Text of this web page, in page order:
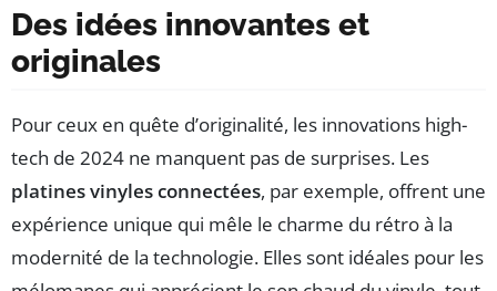
Des idées innovantes et
originales
Pour ceux en quête d’originalité, les innovations high-
tech de 2024 ne manquent pas de surprises. Les
platines vinyles connectées, par exemple, offrent une
expérience unique qui mêle le charme du rétro à la
modernité de la technologie. Elles sont idéales pour les